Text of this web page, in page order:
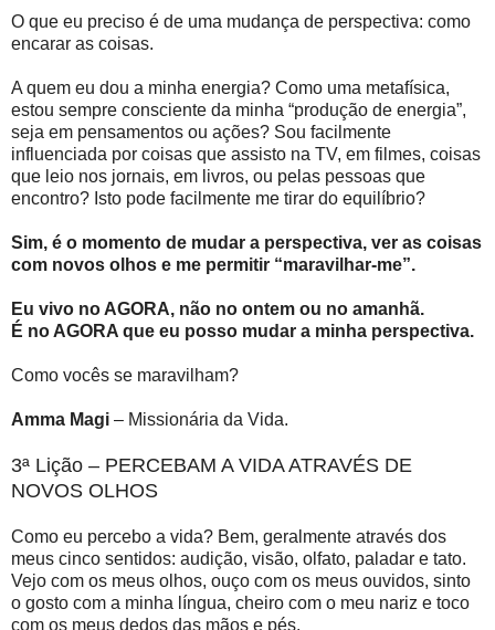
O que eu preciso é de uma mudança de perspectiva: como
encarar as coisas.
A quem eu dou a minha energia? Como uma metafísica,
estou sempre consciente da minha “produção de energia”,
seja em pensamentos ou ações? Sou facilmente
influenciada por coisas que assisto na TV, em filmes, coisas
que leio nos jornais, em livros, ou pelas pessoas que
encontro? Isto pode facilmente me tirar do equilíbrio?
Sim, é o momento de mudar a perspectiva, ver as coisas
com novos olhos e me permitir “maravilhar-me”.
Eu vivo no AGORA, não no ontem ou no amanhã.
É no AGORA que eu posso mudar a minha perspectiva.
Como vocês se maravilham?
Amma Magi – Missionária da Vida.
3ª Lição – PERCEBAM A VIDA ATRAVÉS DE
NOVOS OLHOS
Como eu percebo a vida? Bem, geralmente através dos
meus cinco sentidos: audição, visão, olfato, paladar e tato.
Vejo com os meus olhos, ouço com os meus ouvidos, sinto
o gosto com a minha língua, cheiro com o meu nariz e toco
com os meus dedos das mãos e pés.